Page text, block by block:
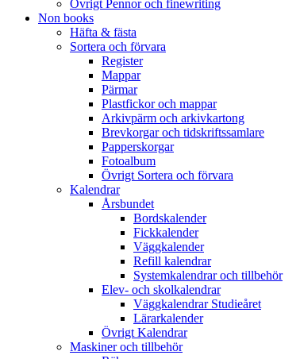
Övrigt Pennor och finewriting
Non books
Häfta & fästa
Sortera och förvara
Register
Mappar
Pärmar
Plastfickor och mappar
Arkivpärm och arkivkartong
Brevkorgar och tidskriftssamlare
Papperskorgar
Fotoalbum
Övrigt Sortera och förvara
Kalendrar
Årsbundet
Bordskalender
Fickkalender
Väggkalender
Refill kalendrar
Systemkalendrar och tillbehör
Elev- och skolkalendrar
Väggkalendrar Studieåret
Lärarkalender
Övrigt Kalendrar
Maskiner och tillbehör